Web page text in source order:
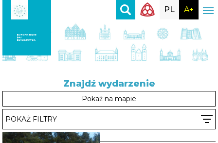
PL A+
Znajdźwydarzenie
Pokaż na mapie
POKAŻ FILTRY